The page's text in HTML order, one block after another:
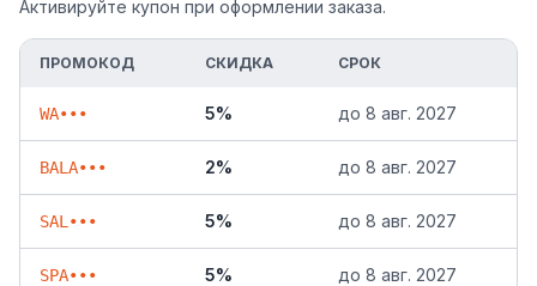
Активируйте купон при оформлении заказа.
ПРОМОКОД СКИДКА СРОК
WA••• 5% до 8 авг. 2027
BALA••• 2% до 8 авг. 2027
SAL••• 5% до 8 авг. 2027
SPA••• 5% до 8 авг. 2027